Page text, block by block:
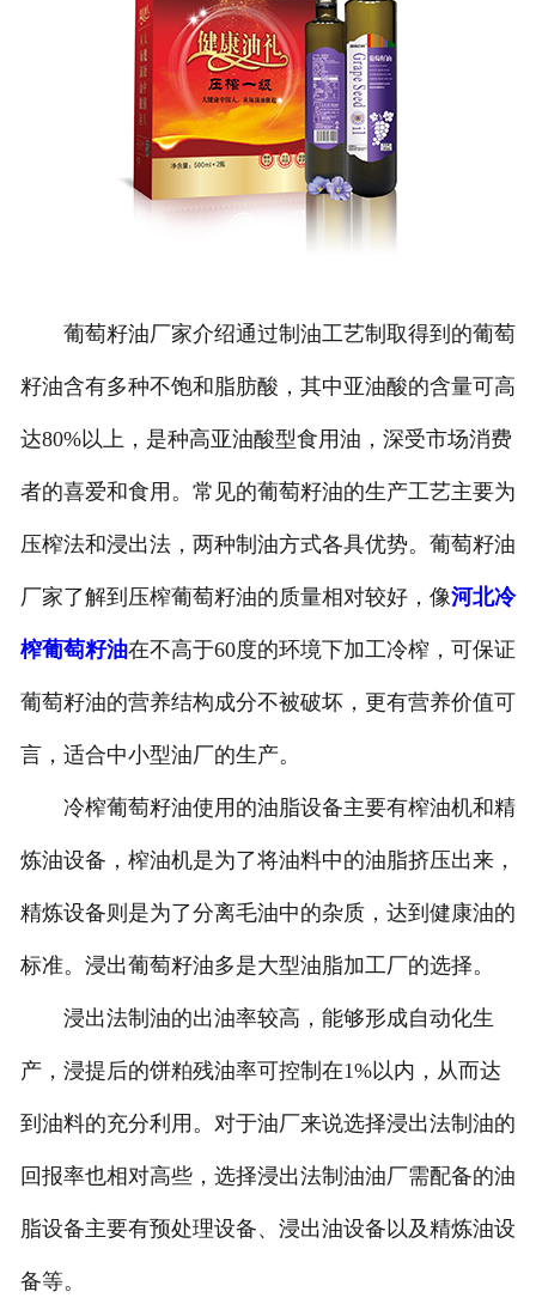
葡萄籽油厂家介绍通过制油工艺制取得到的葡萄
籽油含有多种不饱和脂肪酸，其中亚油酸的含量可高
达80%以上，是种高亚油酸型食用油，深受市场消费
者的喜爱和食用。常见的葡萄籽油的生产工艺主要为
压榨法和浸出法，两种制油方式各具优势。葡萄籽油
厂家了解到压榨葡萄籽油的质量相对较好，像河北冷
榨葡萄籽油在不高于60度的环境下加工冷榨，可保证
葡萄籽油的营养结构成分不被破坏，更有营养价值可
言，适合中小型油厂的生产。
冷榨葡萄籽油使用的油脂设备主要有榨油机和精
炼油设备，榨油机是为了将油料中的油脂挤压出来，
精炼设备则是为了分离毛油中的杂质，达到健康油的
标准。浸出葡萄籽油多是大型油脂加工厂的选择。
浸出法制油的出油率较高，能够形成自动化生
产，浸提后的饼粕残油率可控制在1%以内，从而达
到油料的充分利用。对于油厂来说选择浸出法制油的
回报率也相对高些，选择浸出法制油油厂需配备的油
脂设备主要有预处理设备、浸出油设备以及精炼油设
备等。